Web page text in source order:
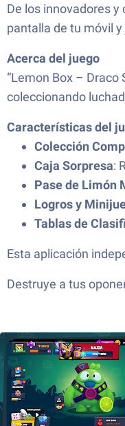
De los innovadores
pantalla de tu móvil
Acerca del juego
“Lemon Box –
coleccionando
Características del
Colección
Caja Sorpresa:
Pase de Limón
Logros y
Tablas de
Esta aplicación
Destruye a tus